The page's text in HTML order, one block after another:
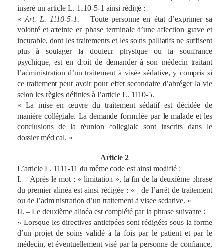
inséré un article L. 1110-5-1 ainsi rédigé :
« Art. L. 1110-5-1. – Toute personne en état d’exprimer sa
volonté et atteinte en phase terminale d’une affection grave et
incurable, dont les traitements et les soins palliatifs ne suffisent
plus à soulager la douleur physique ou la souffrance
psychique, est en droit de demander à son médecin traitant
l’administration d’un traitement à visée sédative, y compris si
ce traitement peut avoir pour effet secondaire d’abréger la vie
selon les règles définies à l’article L. 1110-5.
« La mise en œuvre du traitement sédatif est décidée de
manière collégiale. La demande formulée par le malade et les
conclusions de la réunion collégiale sont inscrits dans le
dossier médical. »
Article 2
L’article L. 1111-11 du même code est ainsi modifié :
I. – Après le mot : « limitation », la fin de la deuxième phrase
du premier alinéa est ainsi rédigée : « , de l’arrêt de traitement
ou de l’administration d’un traitement à visée sédative. »
II. – Le deuxième alinéa est complété par la phrase suivante :
« Lorsque les directives anticipées sont rédigées sous la forme
d’un projet de soins validé à la fois par le patient et par le
médecin, et éventuellement visé par la personne de confiance,